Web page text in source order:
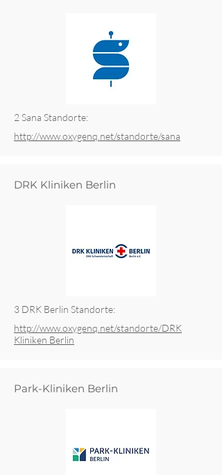
2 Sana Standorte:
http://www.oxygenq.net/standorte/sana
DRK Kliniken Berlin
3 DRK Berlin Standorte:
http://www.oxygenq.net/standorte/DRK
Kliniken Berlin
Park-Kliniken Berlin